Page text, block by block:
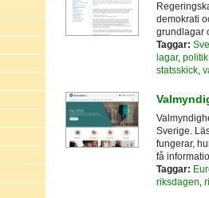
demokrati
grundlagar
Taggar:
lagar, politik
statsskick,
Sverige.
fungerar,
få
Taggar:
riksdagen,